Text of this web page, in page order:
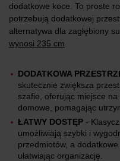
dodatkowe koce. To proste
potrzebują dodatkowej
alternatywa dla zagłębiony
wynosi 235 cm
DODATKOWA
skutecznie zwiększa
szafie, oferując miejsce
domowe, pomagając
ŁATWY DOSTĘP -
umożliwiają szybki i
przedmiotów, a
ułatwiając organizację.